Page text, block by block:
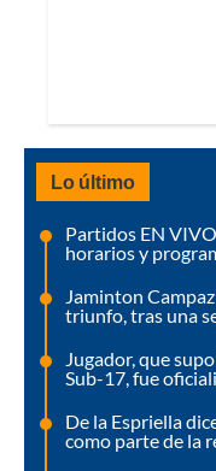
Lo último
Partidos EN
horarios y
Jaminton
triunfo, tras una
Jugador, que
Sub-17, fue
De la Espriella
como parte de la